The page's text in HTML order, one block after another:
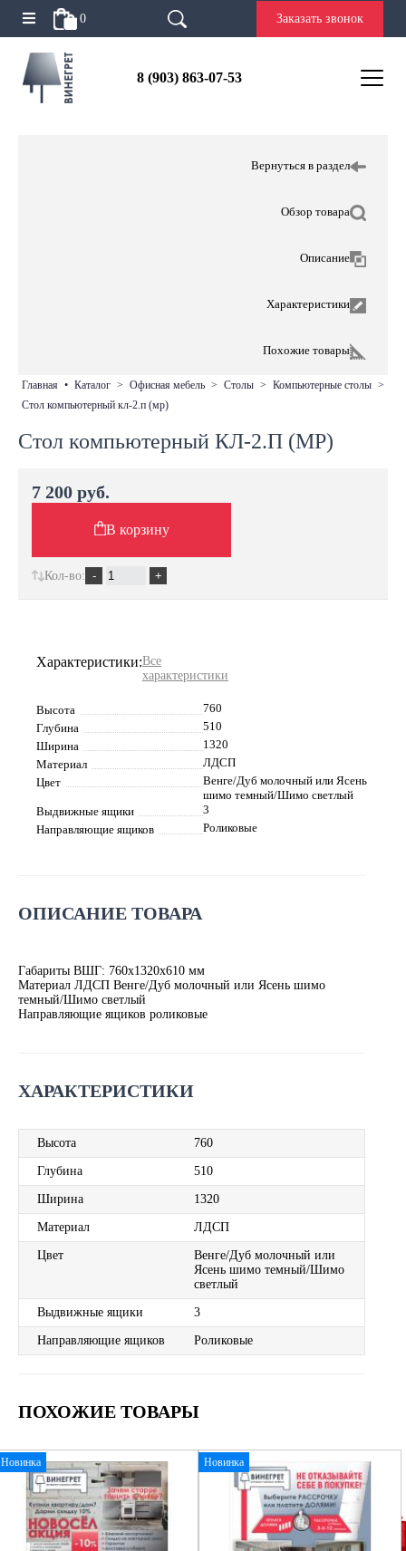
0 Заказать звонок
8 (903) 863-07-53
Вернуться в раздел
Обзор товара
Описание
Характеристики
Похожие товары
главная • каталог > офисная мебель > столы > компьютерные столы >
стол компьютерный кл-2.п (мр)
Стол компьютерный КЛ-2.П (МР)
Характеристики:Все
характеристики
Высота
760
Глубина
510
Ширина
1320
Материал
ЛДСП
Цвет
Венге/Дуб молочный или Ясень
шимо темный/Шимо светлый
Выдвижные ящики
3
Направляющие ящиков
Роликовые
ОПИСАНИЕ ТОВАРА
Габариты ВШГ: 760х1320х610 мм
Материал ЛДСП Венге/Дуб молочный или Ясень шимо
темный/Шимо светлый
Направляющие ящиков роликовые
ХАРАКТЕРИСТИКИ
Высота 760
Глубина 510
Ширина 1320
Материал ЛДСП
Цвет
Венге/Дуб молочный или
Ясень шимо темный/Шимо
светлый
Выдвижные ящики 3
Направляющие ящиков Роликовые
ПОХОЖИЕ ТОВАРЫ
Новинка Новинка
7 200 руб.
В корзину
Кол-во: